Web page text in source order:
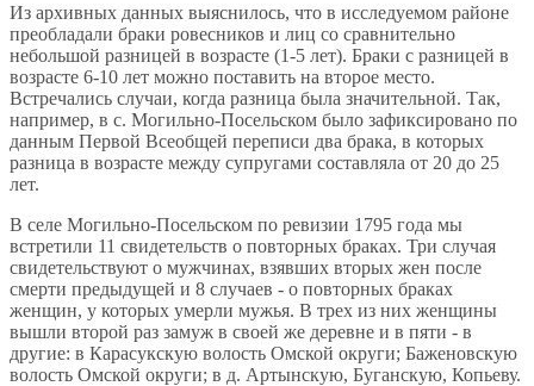
Из архивных данных выяснилось, что в исследуемом районе
преобладали браки ровесников и лиц со сравнительно
небольшой разницей в возрасте (1-5 лет). Браки с разницей в
возрасте 6-10 лет можно поставить на второе место.
Встречались случаи, когда разница была значительной. Так,
например, в с. Могильно-Посельском было зафиксировано по
данным Первой Всеобщей переписи два брака, в которых
разница в возрасте между супругами составляла от 20 до 25
лет.
В селе Могильно-Посельском по ревизии 1795 года мы
встретили 11 свидетельств о повторных браках. Три случая
свидетельствуют о мужчинах, взявших вторых жен после
смерти предыдущей и 8 случаев - о повторных браках
женщин, у которых умерли мужья. В трех из них женщины
вышли второй раз замуж в своей же деревне и в пяти - в
другие: в Карасукскую волость Омской округи; Баженовскую
волость Омской округи; в д. Артынскую, Буганскую, Копьеву.